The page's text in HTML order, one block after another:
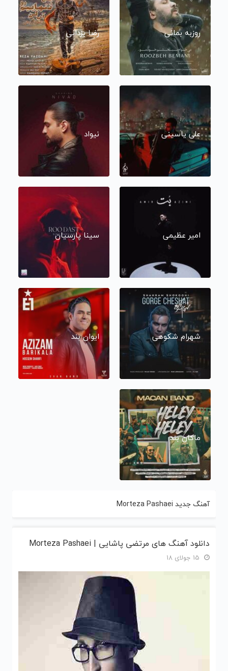
روزبه بمانی رضا یزدانی
علی یاسینی نیواد
امیر عظیمی سینا پارسیان
شهرام شکوهی ایوان بند
ماکان بند
آهنگ جدید Morteza Pashaei
دانلود آهنگ های مرتضی پاشایی | Morteza Pashaei